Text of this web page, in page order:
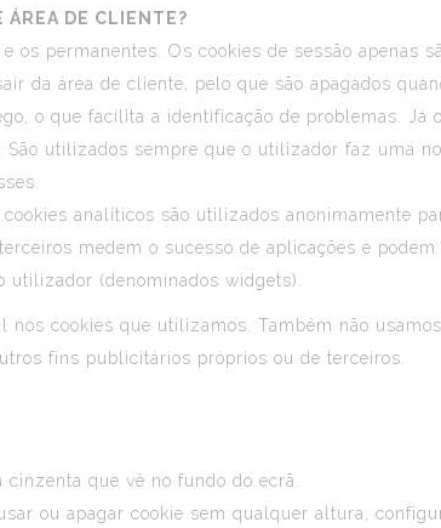
ÁREA DE CLIENTE?
os permanentes. Os cookies de sessão apenas
da área de cliente, pelo que são apagados
o que facilita a identificação de problemas.
utilizados sempre que o utilizador faz uma
analíticos são utilizados anonimamente
medem o sucesso de aplicações e
(denominados widgets).
nos cookies que utilizamos. Também não
fins publicitários próprios ou de terceiros.
cinzenta que vê no fundo do ecrã.
ou apagar cookie sem qualquer altura,